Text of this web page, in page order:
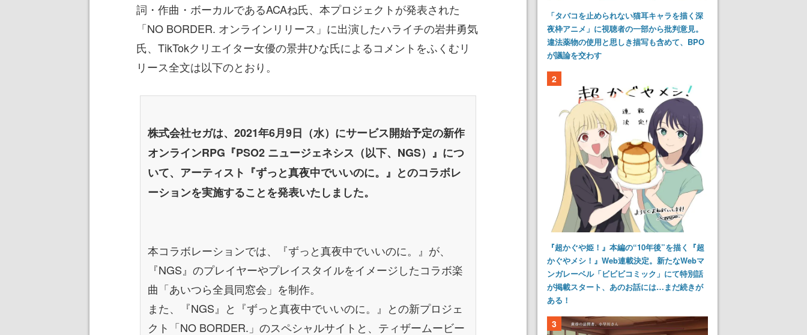
詞・作曲・ボーカルであるACAね氏、本プロジェクトが発表された
「NO BORDER. オンラインリリース」に出演したハライチの岩井勇気
氏、TikTokクリエイター女優の景井ひな氏によるコメントをふくむリ
リース全文は以下のとおり。
株式会社セガは、2021年6月9日（水）にサービス開始予定の新作
オンラインRPG『PSO2 ニュージェネシス（以下、NGS）』につ
いて、アーティスト『ずっと真夜中でいいのに。』とのコラボレ
ーションを実施することを発表いたしました。
本コラボレーションでは、『ずっと真夜中でいいのに。』が、
『NGS』のプレイヤーやプレイスタイルをイメージしたコラボ楽
曲「あいつら全員同窓会」を制作。
また、『NGS』と『ずっと真夜中でいいのに。』との新プロジェ
クト「NO BORDER.」のスペシャルサイトと、ティザームービー
「タバコを止められない猫耳キャラを描く深
夜枠アニメ」に視聴者の一部から批判意見。
違法薬物の使用と思しき描写も含めて、BPO
が議論を交わす
2
『超かぐや姫！』本編の“10年後”を描く『超
かぐやメシ！』Web連載決定。新たなWebマ
ンガレーベル「ビビビコミック」にて特別話
が掲載スタート、あのお話には…まだ続きが
ある！
3